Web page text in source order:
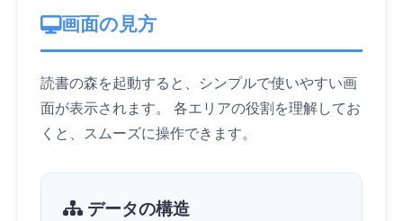
画面の見方
読書の森を起動すると、シンプルで使いやすい画
面が表示されます。 各エリアの役割を理解してお
くと、スムーズに操作できます。
データの構造